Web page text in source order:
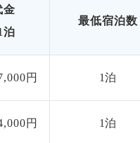
金
泊
最低宿泊数
円 1泊
円 1泊